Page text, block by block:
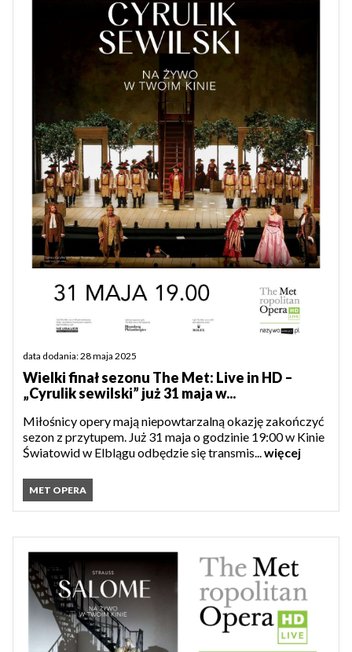
data dodania: 28 maja 2025
Wielki finał sezonu The Met: Live in HD –
„Cyrulik sewilski” już 31 maja w...
Miłośnicy opery mają niepowtarzalną okazję zakończyć
sezon z przytupem. Już 31 maja o godzinie 19:00 w Kinie
Światowid w Elblągu odbędzie się transmis...więcej
MET OPERA